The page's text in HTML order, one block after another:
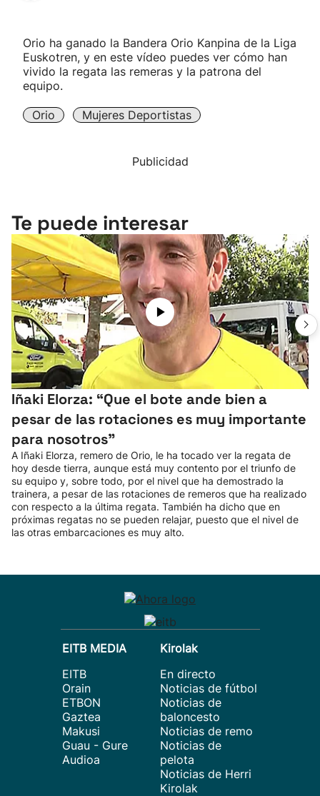
"Helmuga"
Orio ha ganado la Bandera Orio Kanpina de la Liga
Euskotren, y en este vídeo puedes ver cómo han
vivido la regata las remeras y la patrona del
equipo.
Orio Mujeres Deportistas
Publicidad
Te puede interesar
Iñaki Elorza: “Que el bote ande bien a
pesar de las rotaciones es muy importante
para nosotros”
A Iñaki Elorza, remero de Orio, le ha tocado ver la regata de
hoy desde tierra, aunque está muy contento por el triunfo de
su equipo y, sobre todo, por el nivel que ha demostrado la
trainera, a pesar de las rotaciones de remeros que ha realizado
con respecto a la última regata. También ha dicho que en
próximas regatas no se pueden relajar, puesto que el nivel de
las otras embarcaciones es muy alto.
EITB MEDIA
EITB
Orain
ETBON
Gaztea
Makusi
Guau - Gure
Audioa
Kirolak
En directo
Noticias de fútbol
Noticias de
baloncesto
Noticias de remo
Noticias de
pelota
Noticias de Herri
Kirolak